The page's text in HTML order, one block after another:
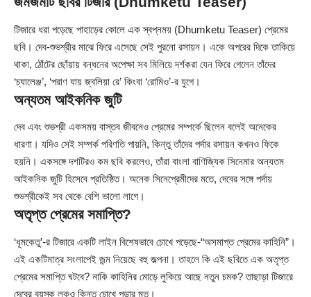
টিজারে ধরা পড়েছে পাহাড়ের কোলে এক স্বপ্নময় (Dhumketu Teaser) প্রেমের
ছবি। দেব-শুভশ্রীর মাঝে ফিরে এসেছে সেই পুরনো রসায়ন। একে অপরের দিকে তাকিয়ে
থাকা, ঠোঁটের ছোঁয়ায় বন্ধনের অপেক্ষা সব মিলিয়ে দর্শকরা যেন ফিরে গেলেন তাঁদের
‘চ্যালেঞ্জ’, ‘পরাণ যায় জ্বলিয়া রে’ কিংবা ‘রোমিও’-র যুগে।
অন্যতম আইকনিক জুটি
দেব এবং শুভশ্রী একসময় বাস্তব জীবনেও প্রেমের সম্পর্কে ছিলেন বলেই অনেকের
ধারণা। যদিও সেই সম্পর্ক পরিণতি পায়নি, কিন্তু তাঁদের পর্দার রসায়ন কখনও ফিকে
হয়নি। একসঙ্গে দশটিরও কম ছবি করলেও, তাঁরা বাংলা বাণিজ্যিক সিনেমার অন্যতম
আইকনিক জুটি হিসেবে প্রতিষ্ঠিত। অনেক সিনেপ্রেমীদের মতে, দেবের সঙ্গে পর্দায়
শুভশ্রীকেই সব থেকে বেশি ভালো লাগে।
অতৃপ্ত প্রেমের সমাপ্তি?
‘ধূমকেতু’-র টিজারে একটি লাইন বিশেষভাবে চোখে পড়েছে-“অসমাপ্ত প্রেমের কাহিনি”।
এই একটিমাত্র সংলাপেই জন্ম নিয়েছে বহু জল্পনা। তাহলে কি এই ছবিতে এক অতৃপ্ত
প্রেমের সমাপ্তি ঘটবে? নাকি কাহিনির মোড়ে লুকিয়ে আছে নতুন চমক? তাছাড়া টিজারে
দেবের বয়স্ক লুকও কিন্তু চোখে পড়ার মত।